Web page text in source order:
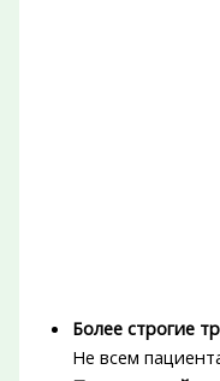
Более строгие
Не всем